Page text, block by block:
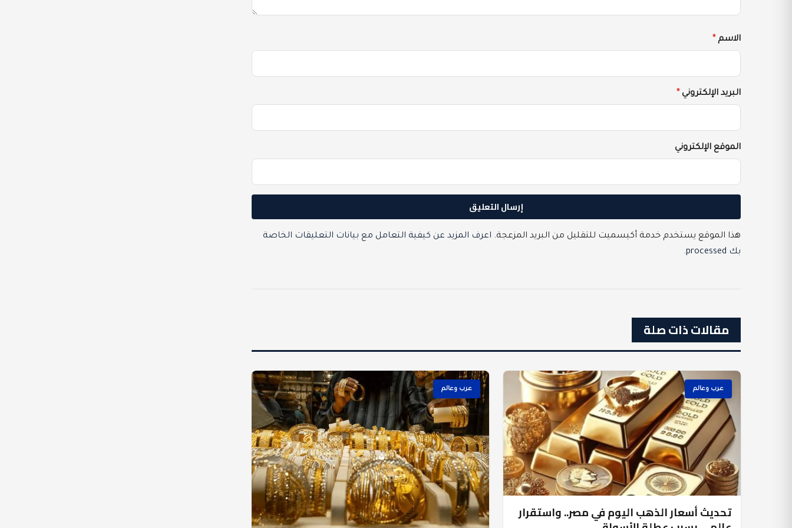
الاسم *
البريد الإلكتروني *
الموقع الإلكتروني
هذا الموقع يستخدم خدمة أكيسميت للتقليل من البريد المزعجة. اعرف المزيد عن كيفية التعامل مع بيانات التعليقات الخاصة
بك processed
.
مقالات ذات صلة
عرب وعالم
تحديث أسعار الذهب اليوم في مصر.. واستقرار
عرب وعالم